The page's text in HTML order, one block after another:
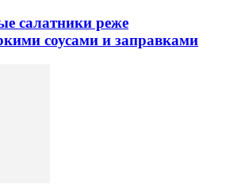
салатники реже
соусами и заправками